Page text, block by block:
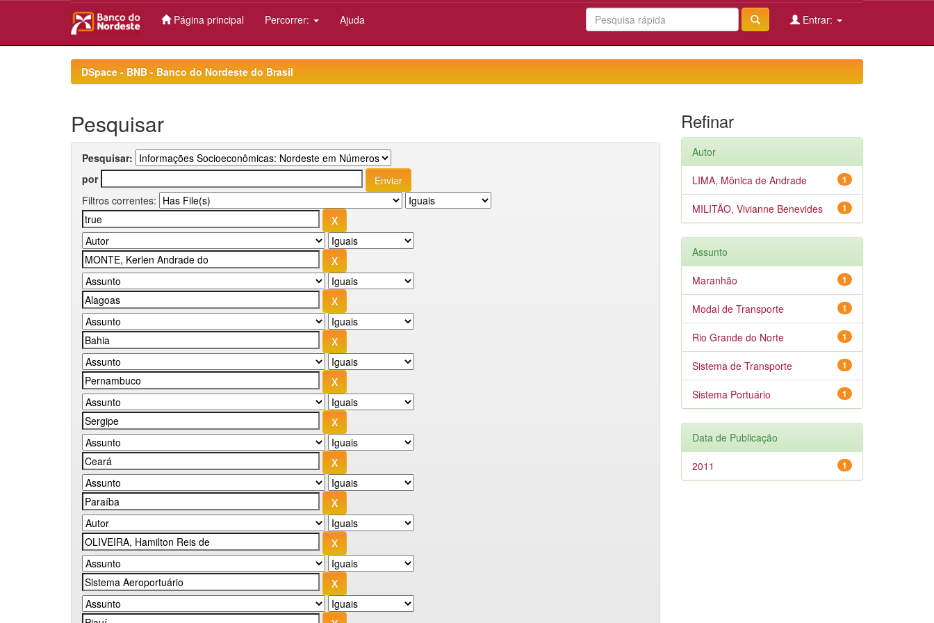
Página principal Percorrer: Ajuda Entrar:
DSpace - BNB - Banco do Nordeste do Brasil
Pesquisar
Pesquisar:
por
Filtros correntes:
Refinar
Autor
1
LIMA, Mônica de Andrade
1
MILITÃO, Vivianne Benevides
Assunto
1
Maranhão
1
Modal de Transporte
1
Rio Grande do Norte
1
Sistema de Transporte
1
Sistema Portuário
Data de Publicação
1
2011